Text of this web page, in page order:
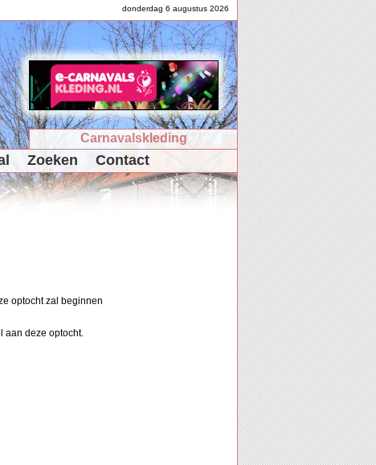
donderdag 6 augustus 2026
Carnavalskleding
Zoeken Contact
optocht zal beginnen
aan deze optocht.